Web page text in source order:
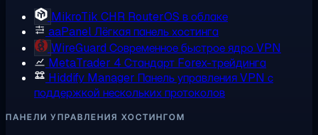
MikroTik CHR RouterOS в облаке
aaPanelЛёгкая панель хостинга
WireGuard Современное быстрое ядро VPN
MetaTrader 4 Стандарт Forex-трейдинга
Hiddify Manager Панель управления VPN с
поддержкой нескольких протоколов
ПАНЕЛИ УПРАВЛЕНИЯ ХОСТИНГОМ